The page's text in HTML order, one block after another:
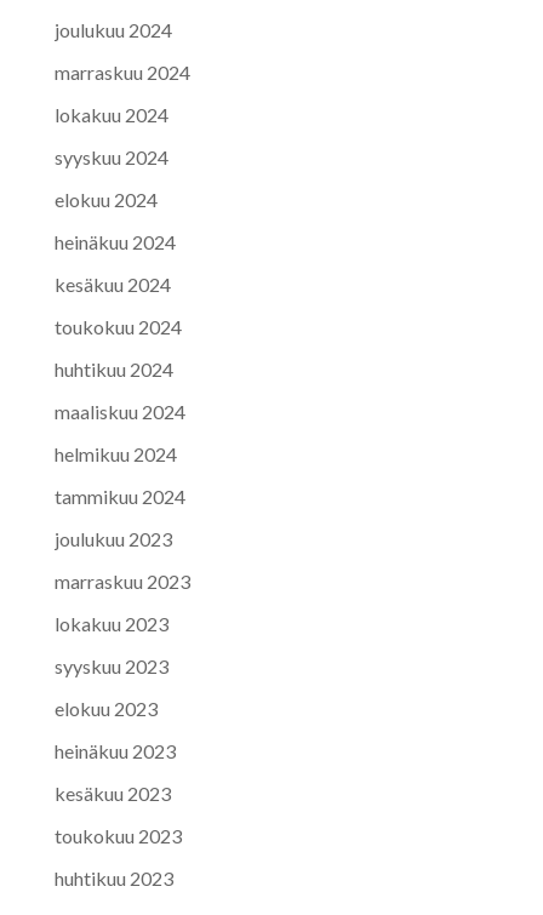
joulukuu 2024
marraskuu 2024
lokakuu 2024
syyskuu 2024
elokuu 2024
heinäkuu 2024
kesäkuu 2024
toukokuu 2024
huhtikuu 2024
maaliskuu 2024
helmikuu 2024
tammikuu 2024
joulukuu 2023
marraskuu 2023
lokakuu 2023
syyskuu 2023
elokuu 2023
heinäkuu 2023
kesäkuu 2023
toukokuu 2023
huhtikuu 2023